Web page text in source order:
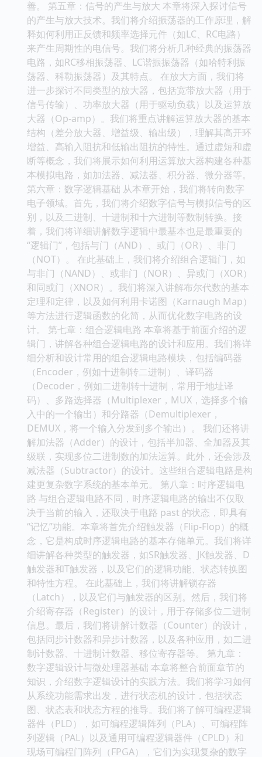
善。 第五章：信号的产生与放大 本章将深入探讨信号
的产生与放大技术。我们将介绍振荡器的工作原理，解
释如何利用正反馈和频率选择元件（如LC、RC电路）
来产生周期性的电信号。我们将分析几种经典的振荡器
电路，如RC移相振荡器、LC谐振振荡器（如哈特利振
荡器、科勒振荡器）及其特点。 在放大方面，我们将
进一步探讨不同类型的放大器，包括宽带放大器（用于
信号传输）、功率放大器（用于驱动负载）以及运算放
大器（Op-amp）。我们将重点讲解运算放大器的基本
结构（差分放大器、增益级、输出级），理解其高开环
增益、高输入阻抗和低输出阻抗的特性。通过虚短和虚
断等概念，我们将展示如何利用运算放大器构建各种基
本模拟电路，如加法器、减法器、积分器、微分器等。
第六章：数字逻辑基础 从本章开始，我们将转向数字
电子领域。首先，我们将介绍数字信号与模拟信号的区
别，以及二进制、十进制和十六进制等数制转换。接
着，我们将详细讲解数字逻辑中最基本也是最重要的
“逻辑门”，包括与门（AND）、或门（OR）、非门
（NOT）。 在此基础上，我们将介绍组合逻辑门，如
与非门（NAND）、或非门（NOR）、异或门（XOR）
和同或门（XNOR）。我们将深入讲解布尔代数的基本
定理和定律，以及如何利用卡诺图（Karnaugh Map）
等方法进行逻辑函数的化简，从而优化数字电路的设
计。 第七章：组合逻辑电路 本章将基于前面介绍的逻
辑门，讲解各种组合逻辑电路的设计和应用。我们将详
细分析和设计常用的组合逻辑电路模块，包括编码器
（Encoder，例如十进制转二进制）、译码器
（Decoder，例如二进制转十进制，常用于地址译
码）、多路选择器（Multiplexer，MUX，选择多个输
入中的一个输出）和分路器（Demultiplexer，
DEMUX，将一个输入分发到多个输出）。 我们还将讲
解加法器（Adder）的设计，包括半加器、全加器及其
级联，实现多位二进制数的加法运算。此外，还会涉及
减法器（Subtractor）的设计。这些组合逻辑电路是构
建更复杂数字系统的基本单元。 第八章：时序逻辑电
路 与组合逻辑电路不同，时序逻辑电路的输出不仅取
决于当前的输入，还取决于电路 past 的状态，即具有
“记忆”功能。本章将首先介绍触发器（Flip-Flop）的概
念，它是构成时序逻辑电路的基本存储单元。我们将详
细讲解各种类型的触发器，如SR触发器、JK触发器、D
触发器和T触发器，以及它们的逻辑功能、状态转换图
和特性方程。 在此基础上，我们将讲解锁存器
（Latch），以及它们与触发器的区别。然后，我们将
介绍寄存器（Register）的设计，用于存储多位二进制
信息。最后，我们将讲解计数器（Counter）的设计，
包括同步计数器和异步计数器，以及各种应用，如二进
制计数器、十进制计数器、移位寄存器等。 第九章：
数字逻辑设计与微处理器基础 本章将整合前面章节的
知识，介绍数字逻辑设计的实践方法。我们将学习如何
从系统功能需求出发，进行状态机的设计，包括状态
图、状态表和状态方程的推导。我们将了解可编程逻辑
器件（PLD），如可编程逻辑阵列（PLA）、可编程阵
列逻辑（PAL）以及通用可编程逻辑器件（CPLD）和
现场可编程门阵列（FPGA），它们为实现复杂的数字